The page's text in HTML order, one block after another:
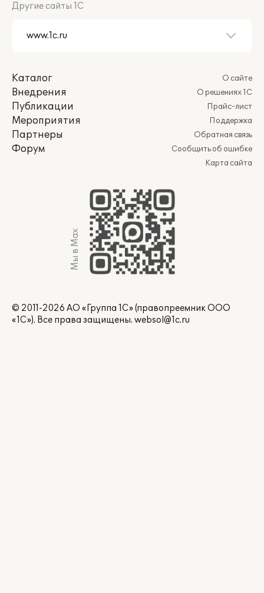
Другие сайты 1С
Каталог
Внедрения
Публикации
Мероприятия
Партнеры
Форум
О сайте
О решениях 1С
Прайс-лист
Поддержка
Обратная связь
Сообщить об ошибке
Карта сайта
Мы в Max
© 2011-2026 АО «Группа 1С» (правопреемник ООО
«1С»). Все права защищены. websol@1c.ru